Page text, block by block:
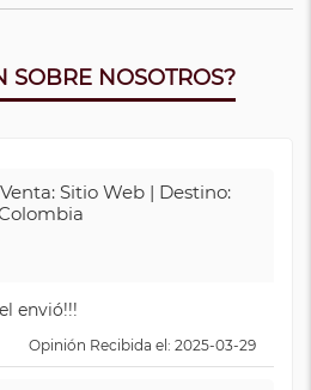
SOBRE NOSOTROS?
Sitio Web | Destino:
envió!!!
Opinión Recibida el: 2025-03-29